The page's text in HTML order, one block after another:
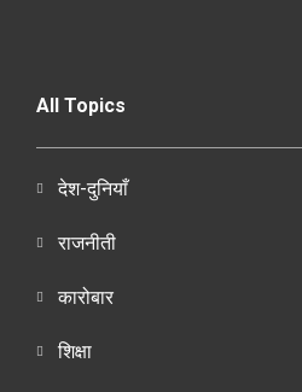
All Topics
देश-दुनियाँ
राजनीती
कारोबार
शिक्षा